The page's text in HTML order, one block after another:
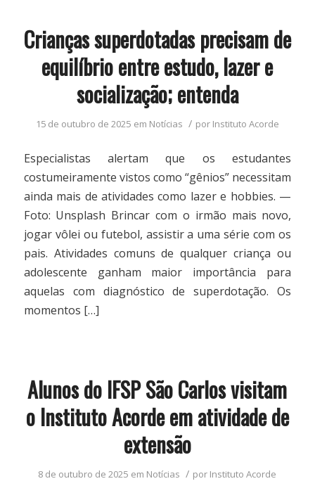
Crianças superdotadas precisam de
equilíbrio entre estudo, lazer e
socialização; entenda
15 de outubro de 2025 em Notícias / por Instituto Acorde
Especialistas alertam que os estudantes
costumeiramente vistos como “gênios” necessitam
ainda mais de atividades como lazer e hobbies. —
Foto: Unsplash Brincar com o irmão mais novo,
jogar vôlei ou futebol, assistir a uma série com os
pais. Atividades comuns de qualquer criança ou
adolescente ganham maior importância para
aquelas com diagnóstico de superdotação. Os
momentos […]
Alunos do IFSP São Carlos visitam
o Instituto Acorde em atividade de
extensão
8 de outubro de 2025 em Notícias / por Instituto Acorde